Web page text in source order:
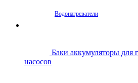
Водонагреватели
Баки аккумуляторы для
насосов